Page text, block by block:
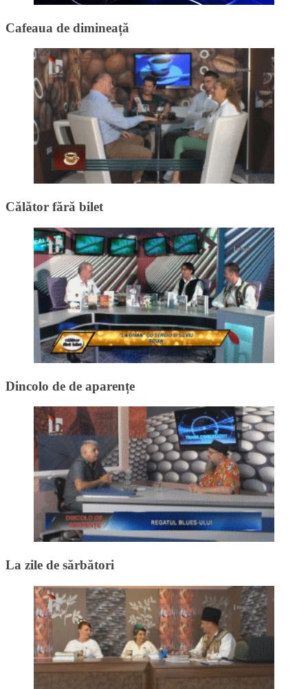
Cafeaua de dimineață
Călător fără bilet
Dincolo de de aparențe
La zile de sărbători